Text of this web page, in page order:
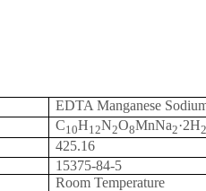
EDTA Manganese
C10H12N2O8MnNa2 ·2H
425.16
15375-84-5
Room Temperature